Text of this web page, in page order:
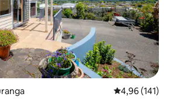
Note
4,96 (141)